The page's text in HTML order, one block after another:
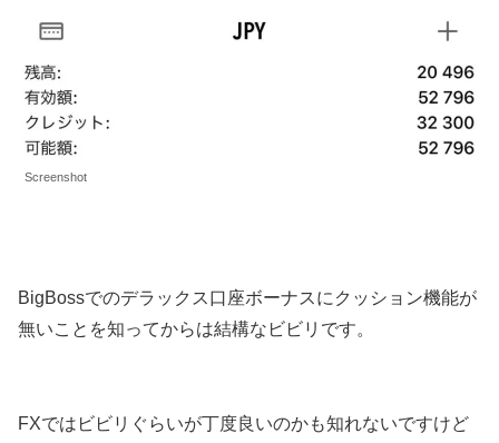
Screenshot
BigBossでのデラックス口座ボーナスにクッション機能が
無いことを知ってからは結構なビビリです。
FXではビビリぐらいが丁度良いのかも知れないですけど